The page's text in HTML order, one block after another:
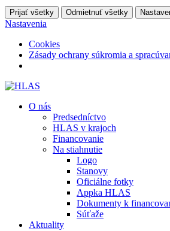
Prijať všetky Odmietnuť všetky
Nastavenia
Cookies
Zásady ochrany súkromia a
O nás
Predsedníctvo
HLAS v krajoch
Financovanie
Na stiahnutie
Logo
Stanovy
Oficiálne fotky
Appka HLAS
Dokumenty k
Súťaže
Aktuality